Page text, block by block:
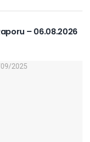
– 06.08.2026